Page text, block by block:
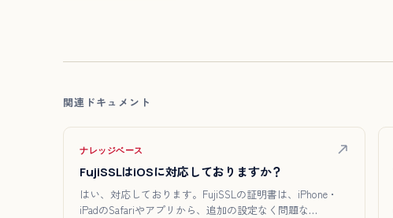
関連ドキュメント
ナレッジベース
FujiSSLはiOSに対応しておりますか？
はい、対応しております。FujiSSLの証明書は、iPhone・
iPadのSafariやアプリから、追加の設定なく問題な…